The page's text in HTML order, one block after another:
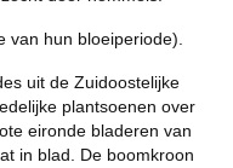
van hun bloeiperiode).
uit de Zuidoostelijke
plantsoenen over
eironde bladeren van
in blad. De boomkroon